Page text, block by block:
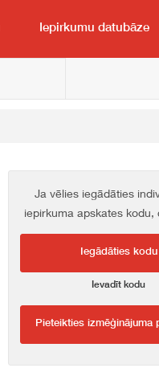
Iepirkumu datubāze
Ja vēlies iegādāties
iepirkuma apskates kodu,
Iegādāties kodu
Ievadīt kodu
Pieteikties izmēģinājuma